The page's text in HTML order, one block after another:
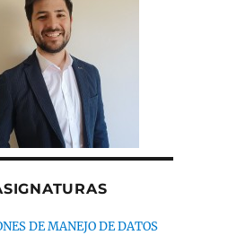
DE MANEJO DE DATOS